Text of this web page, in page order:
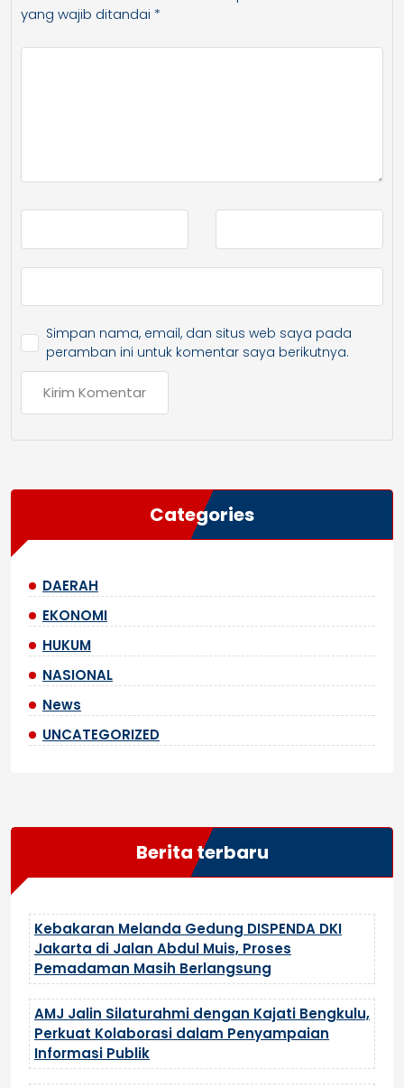
yang wajib ditandai *
Simpan nama, email, dan situs web saya pada
peramban ini untuk komentar saya berikutnya.
Categories
DAERAH
EKONOMI
HUKUM
NASIONAL
News
UNCATEGORIZED
Berita terbaru
Kebakaran Melanda Gedung DISPENDA DKI
Jakarta di Jalan Abdul Muis, Proses
Pemadaman Masih Berlangsung
AMJ Jalin Silaturahmi dengan Kajati Bengkulu,
Perkuat Kolaborasi dalam Penyampaian
Informasi Publik